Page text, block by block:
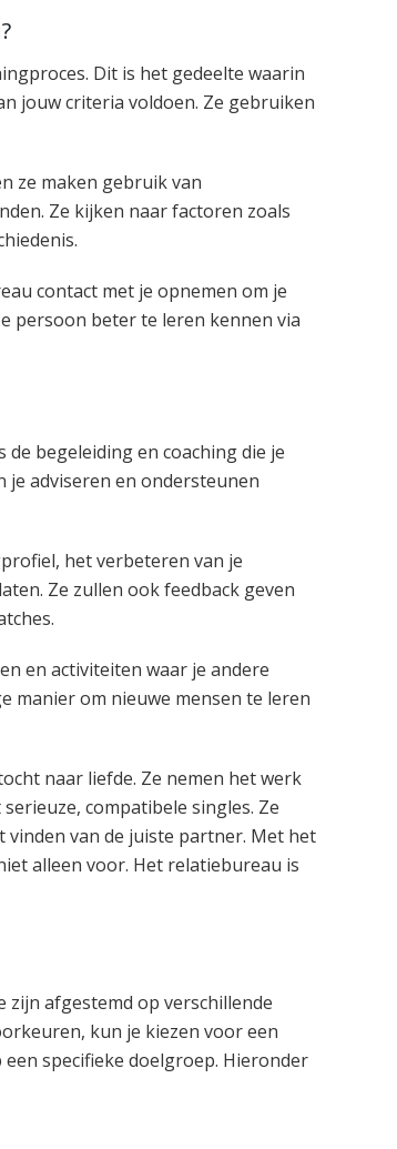
Dit is het gedeelte waarin
jouw criteria voldoen. Ze gebruiken
ze maken gebruik van
Ze kijken naar factoren zoals
contact met je opnemen om je
persoon beter te leren kennen via
begeleiding en coaching die je
je adviseren en ondersteunen
het verbeteren van je
Ze zullen ook feedback geven
en activiteiten waar je andere
manier om nieuwe mensen te leren
naar liefde. Ze nemen het werk
compatibele singles. Ze
van de juiste partner. Met het
alleen voor. Het relatiebureau is
zijn afgestemd op verschillende
kun je kiezen voor een
specifieke doelgroep. Hieronder